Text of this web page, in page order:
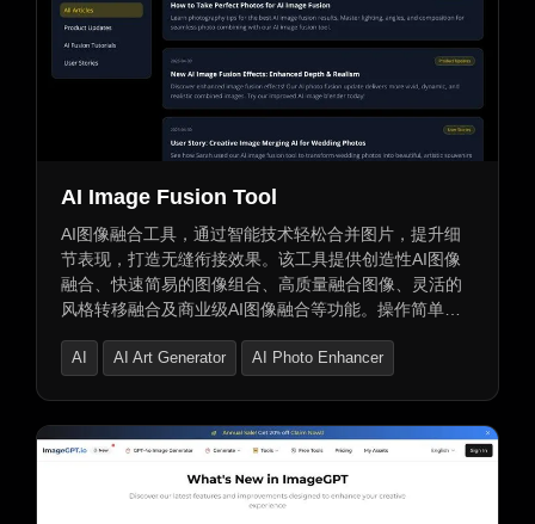
AI Image Fusion Tool
AI图像融合工具，通过智能技术轻松合并图片，提升细
节表现，打造无缝衔接效果。该工具提供创造性AI图像
融合、快速简易的图像组合、高质量融合图像、灵活的
风格转移融合及商业级AI图像融合等功能。操作简单，
效便捷。
AI AI Art Generator AI Photo Enhancer